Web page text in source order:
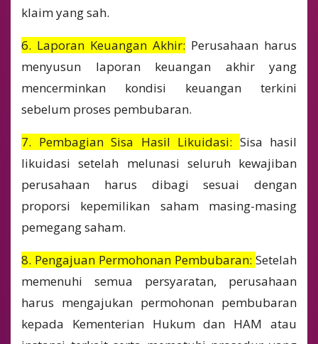
klaim yang sah.
6. Laporan Keuangan Akhir: Perusahaan harus
menyusun laporan keuangan akhir yang
mencerminkan kondisi keuangan terkini
sebelum proses pembubaran.
7. Pembagian Sisa Hasil Likuidasi: Sisa hasil
likuidasi setelah melunasi seluruh kewajiban
perusahaan harus dibagi sesuai dengan
proporsi kepemilikan saham masing-masing
pemegang saham.
8. Pengajuan Permohonan Pembubaran: Setelah
memenuhi semua persyaratan, perusahaan
harus mengajukan permohonan pembubaran
kepada Kementerian Hukum dan HAM atau